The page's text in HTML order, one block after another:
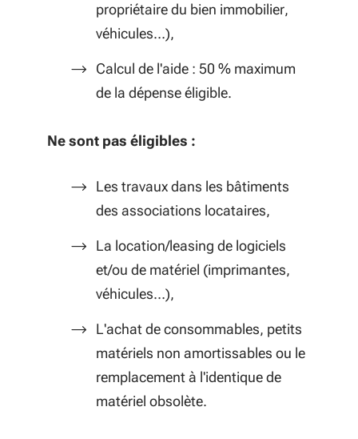
propriétaire du bien immobilier,
véhicules…),
Calcul de l'aide : 50 % maximum
de la dépense éligible.
Ne sont pas éligibles :
Les travaux dans les bâtiments
des associations locataires,
La location/leasing de logiciels
et/ou de matériel (imprimantes,
véhicules…),
L'achat de consommables, petits
matériels non amortissables ou le
remplacement à l'identique de
matériel obsolète.